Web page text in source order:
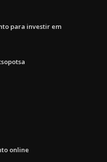
para investir em
online